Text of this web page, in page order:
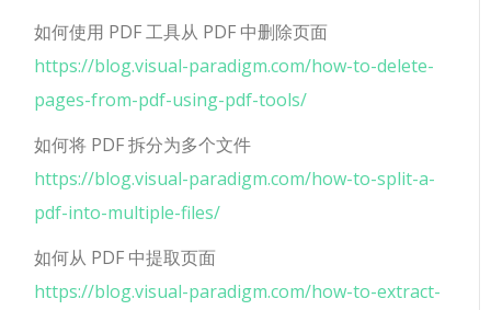
如何使用 PDF 工具从 PDF 中删除页面
https://blog.visual-paradigm.com/how-to-delete-
pages-from-pdf-using-pdf-tools/
如何将 PDF 拆分为多个文件
https://blog.visual-paradigm.com/how-to-split-a-
pdf-into-multiple-files/
如何从 PDF 中提取页面
https://blog.visual-paradigm.com/how-to-extract-